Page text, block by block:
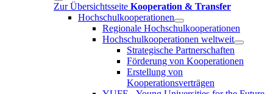
Zur Übersichtsseite Kooperation & Transfer
Hochschulkooperationen
Regionale Hochschulkooperationen
Hochschulkooperationen weltweit
Strategische Partnerschaften
Förderung von Kooperationen
Erstellung von
Kooperationsverträgen